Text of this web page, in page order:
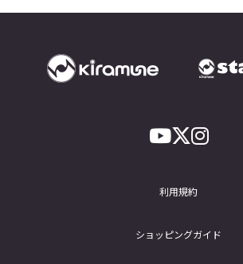
利用規約
ショッピングガイド